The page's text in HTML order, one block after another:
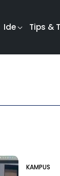
Ide Tips &
KAMPUS